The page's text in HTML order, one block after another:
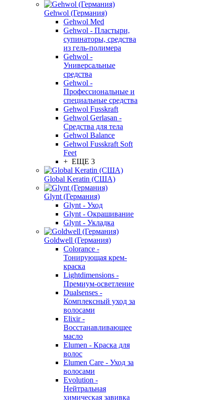
Gehwol (Германия)
Gehwol Med
Gehwol - Пластыри,
супинаторы, средства
из гель-полимера
Gehwol -
Универсальные
средства
Gehwol -
Профессиональные и
специальные средства
Gehwol Fusskraft
Gehwol Gerlasan -
Средства для тела
Gehwol Balance
Gehwol Fusskraft Soft
Feet
+ ЕЩЕ 3
Global Keratin (США)
Glynt (Германия)
Glynt - Уход
Glynt - Окрашивание
Glynt - Укладка
Goldwell (Германия)
Colorance -
Тонирующая крем-
краска
Lightdimensions -
Премиум-осветление
Dualsenses -
Комплексный уход за
волосами
Elixir -
Восстанавливающее
масло
Elumen - Краска для
волос
Elumen Care - Уход за
волосами
Evolution -
Нейтральная
химическая завивка